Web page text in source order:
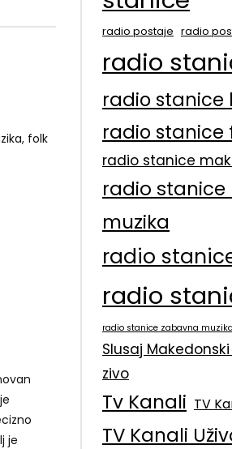
folk
je
radio postaje radio
radio
radio stanice
radio stanice
radio stanice
radio
muzika
radio
radio
radio stanice zabavna muzika
Slusaj
zivo
Tv Kanali TV
TV Kanali